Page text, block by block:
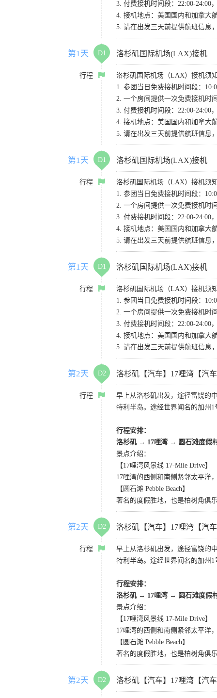
3. 付费接机时间段：22:00-24:00
4. 接机地点：美国国内和加拿大
5. 请在出发三天前提供航班信息
第1天 D1 洛杉矶国际机场(LAX)接机
行程
洛杉矶国际机场（LAX）接机须
1. 参团当日免费接机时间段：
2. 一个房间提供一次免费接机时
3. 付费接机时间段：22:00-24:00
4. 接机地点：美国国内和加拿大
5. 请在出发三天前提供航班信息
第1天 D1 洛杉矶国际机场(LAX)接机
行程
洛杉矶国际机场（LAX）接机须
1. 参团当日免费接机时间段：
2. 一个房间提供一次免费接机时
3. 付费接机时间段：22:00-24:00
4. 接机地点：美国国内和加拿大
5. 请在出发三天前提供航班信息
第1天 D1 洛杉矶国际机场(LAX)接机
行程
洛杉矶国际机场（LAX）接机须
1. 参团当日免费接机时间段：
2. 一个房间提供一次免费接机时
3. 付费接机时间段：22:00-24:00
4. 接机地点：美国国内和加拿大
5. 请在出发三天前提供航班信息
第2天 D2 洛杉矶【汽车】17哩湾【汽
行程
早上从洛杉矶出发，途径富饶的
特利半岛。途经世界闻名的加州
行程安排：
洛杉矶 → 17哩湾 → 圆石滩度假
景点介绍：
【17哩湾风景线 17-Mile Drive】
17哩湾的西侧和南侧紧邻太平洋
【圆石滩 Pebble Beach】
著名的度假胜地，也是柏树角俱
第2天 D2 洛杉矶【汽车】17哩湾【汽
行程
早上从洛杉矶出发，途径富饶的
特利半岛。途经世界闻名的加州
行程安排：
洛杉矶 → 17哩湾 → 圆石滩度假
景点介绍：
【17哩湾风景线 17-Mile Drive】
17哩湾的西侧和南侧紧邻太平洋
【圆石滩 Pebble Beach】
著名的度假胜地，也是柏树角俱
第2天 D2 洛杉矶【汽车】17哩湾【汽